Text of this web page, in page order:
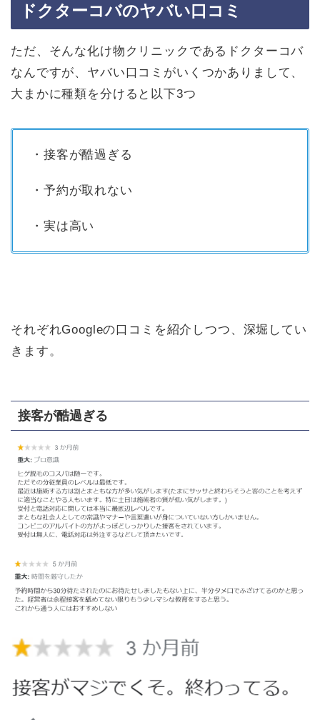
ドクターコバのヤバい口コミ
ただ、そんな化け物クリニックであるドクターコバ
なんですが、ヤバい口コミがいくつかありまして、
大まかに種類を分けると以下3つ
・接客が酷過ぎる
・予約が取れない
・実は高い
それぞれGoogleの口コミを紹介しつつ、深堀してい
きます。
接客が酷過ぎる